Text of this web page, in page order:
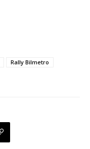
Rally Bilmetro